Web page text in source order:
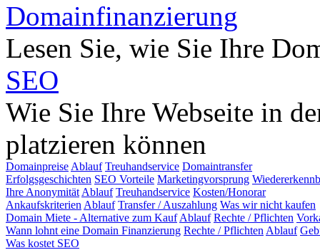
Domainfinanzierung
Lesen Sie, wie Sie Ihre
SEO
Wie Sie Ihre Webseite in
platzieren können
Domainpreise Ablauf Treuhandservice Domaintransfer
Erfolgsgeschichten SEO Vorteile Marketingvorsprung
Ihre Anonymität Ablauf Treuhandservice Kosten/Honorar
Ankaufskriterien Ablauf Transfer / Auszahlung Was wir nicht kaufen
Domain Miete - Alternative zum Kauf Ablauf Rechte / Pflichten
Wann lohnt eine Domain Finanzierung Rechte / Pflichten Ablauf
Was kostet SEO